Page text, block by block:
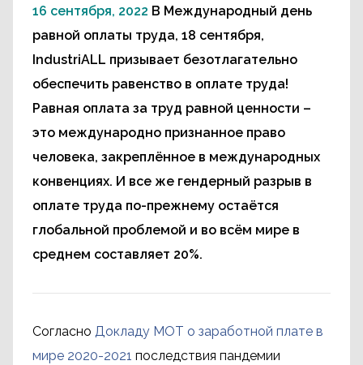
16 сентября, 2022 В Международный день
равной оплаты труда, 18 сентября,
IndustriALL призывает безотлагательно
обеспечить равенство в оплате труда!
Равная оплата за труд равной ценности –
это международно признанное право
человека, закреплённое в международных
конвенциях. И все же гендерный разрыв в
оплате труда по-прежнему остаётся
глобальной проблемой и во всём мире в
среднем составляет 20%.
Согласно Докладу МОТ о заработной плате в
мире 2020-2021 последствия пандемии